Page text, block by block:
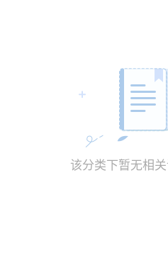
该分类下暂无相